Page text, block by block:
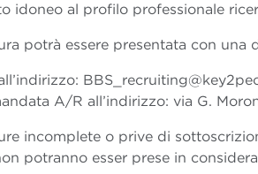
idoneo al profilo professionale
potrà essere presentata con una
A/R all’indirizzo: via G.
incomplete o prive di
potranno esser prese in